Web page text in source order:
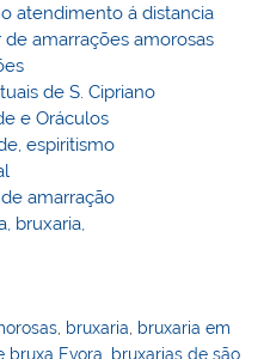
atendimento á distancia
amarrações amorosas
de S. Cipriano
e Oráculos
espiritismo
amarração
bruxaria,
, bruxaria, bruxaria em
bruxa Evora
bruxarias de são